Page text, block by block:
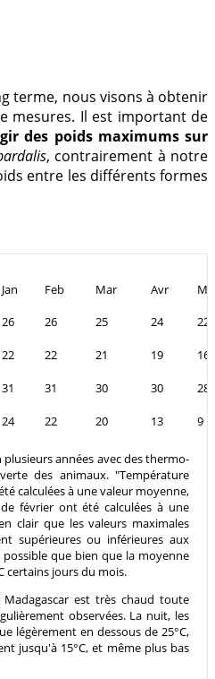
terme, nous visons à obtenir
mesures. Il est important de
des poids maximums sur
, contrairement à notre
entre les différents formes
Jan
Feb Mar Avr
26 26 25 24 22
22 22 21 19 16
31 31 30 30 28
24 22 20 13 9
années avec des thermo-
des animaux. "Température
calculées à une valeur moyenne,
février ont été calculées à une
clair que les valeurs maximales
supérieures ou inférieures aux
que bien que la moyenne
certains jours du mois.
est très chaud toute
observées. La nuit, les
légèrement en dessous de 25°C,
jusqu'à 15°C, et même plus bas